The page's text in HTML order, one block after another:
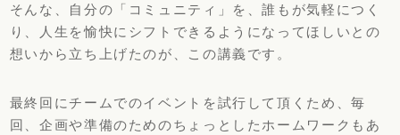
そんな、自分の「コミュニティ」を、誰もが気軽につく
り、人生を愉快にシフトできるようになってほしいとの
想いから立ち上げたのが、この講義です。
最終回にチームでのイベントを試行して頂くため、毎
回、企画や準備のためのちょっとしたホームワークもあ